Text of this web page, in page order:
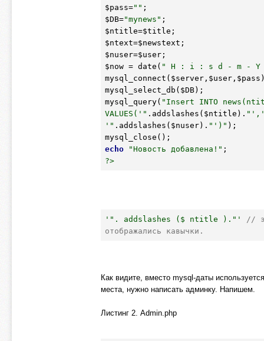
$pass=""
$DB="mynews"
$ntitle=$title
$ntext=$newstext
$nuser=$user
$now = date( " H : i : s d - m - Y
mysql_connect( $server, $user, $pass
mysql_select_db( $DB);
mysql_query( "Insert INTO
VALUES('" .addslashes( $ntitle ).
'" .addslashes( $nuser). "')" );
echo
"Новость добавлена!"
?>
'". addslashes ($ ntitle )."'
//
отображались кавычки.
Как видите, вместо mysql-даты
места, нужно написать админку. Напишем.
Листинг 2. Admin.php